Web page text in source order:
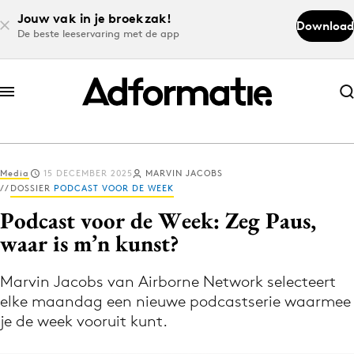
Jouw vak in je broekzak!
De beste leeservaring met de app
Download
Abonneer nu
Abonneer nu
Log in
Download de app
Nieuws app
Media 15 DECEMBER 2025
MARVIN JACOBS
DOSSIER PODCAST VOOR DE WEEK
Podcast voor de Week: Zeg Paus,
waar is m’n kunst?
Marvin Jacobs van Airborne Network selecteert
elke maandag een nieuwe podcastserie waarmee
je de week vooruit kunt.